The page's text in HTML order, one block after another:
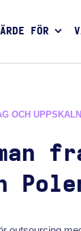
FÖR
OCH